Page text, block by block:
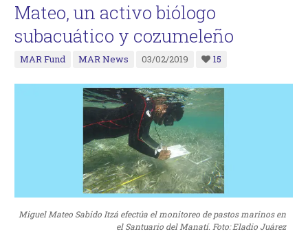
Mateo, un activo biólogo
subacuático y cozumeleño
MAR Fund MAR News 03/02/2019 15
Miguel Mateo Sabido Itzá efectúa el monitoreo de pastos marinos en
el Santuario del Manatí. Foto: Eladio Juárez